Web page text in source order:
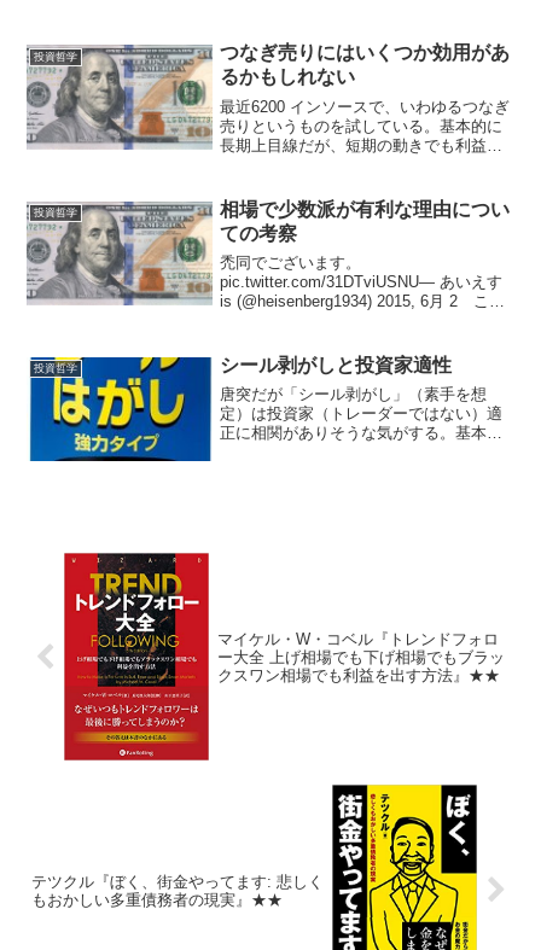
もうちょっと平たく言うと、ウンウンう
なって考え思いがけず解...
投資哲学
つなぎ売りにはいくつか効用があ
るかもしれない
最近6200 インソースで、いわゆるつなぎ
売りというものを試している。基本的に
長期上目線だが、短期の動きでも利益を
つなぎ売りには従来懐疑的だったが、実
際やってみて、不合...
投資哲学
相場で少数派が有利な理由につい
ての考察
禿同でございます。
pic.twitter.com/31DTviUSNU— あいえす
is (@heisenberg1934) 2015, 6月 2 この
ないとか、コン...
投資哲学 シール剥がしと投資家適性
唐突だが「シール剥がし」（素手を想
定）は投資家（トレーダーではない）適
正に相関がありそうな気がする。基本的
マイケル・W・コベル『トレンドフォロ
ー大全 上げ相場でも下げ相場でもブラッ
クスワン相場でも利益を出す方法』★★
テツクル『ぼく、街金やってます: 悲しく
もおかしい多重債務者の現実』★★